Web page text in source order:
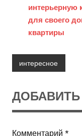
интерьерную
для своего
квартиры
интересное
Комментарий *